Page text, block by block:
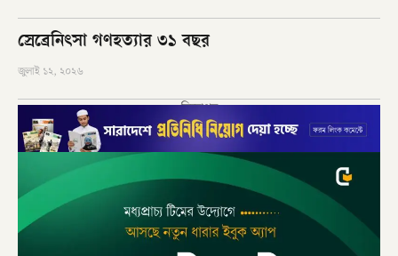
স্রেব্রেনিৎসা গণহত্যার ৩১ বছর
জুলাই ১২, ২০২৬
বিজ্ঞাপন